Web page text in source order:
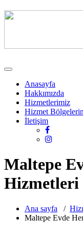
Menüyü
değiştirAnasayfa
Hakkımızda
Hizmetlerimiz
Hizmet
İletişim
Maltepe
Hizmetleri
Ana sayfa /
Maltepe Evde